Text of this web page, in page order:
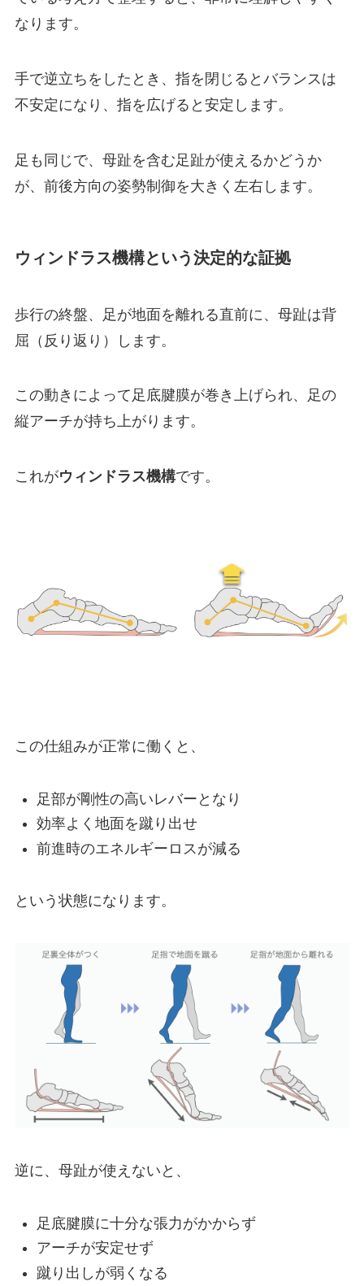
なります。
手で逆立ちをしたとき、指を閉じるとバランスは
不安定になり、指を広げると安定します。
足も同じで、母趾を含む足趾が使えるかどうか
が、前後方向の姿勢制御を大きく左右します。
ウィンドラス機構という決定的な証拠
歩行の終盤、足が地面を離れる直前に、母趾は背
屈（反り返り）します。
この動きによって足底腱膜が巻き上げられ、足の
縦アーチが持ち上がります。
これがウィンドラス機構です。
この仕組みが正常に働くと、
足部が剛性の高いレバーとなり
効率よく地面を蹴り出せ
前進時のエネルギーロスが減る
という状態になります。
逆に、母趾が使えないと、
足底腱膜に十分な張力がかからず
アーチが安定せず
蹴り出しが弱くなる